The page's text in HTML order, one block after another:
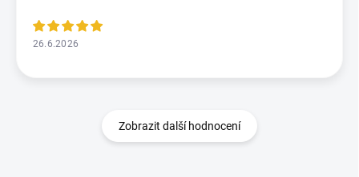
26.6.2026
Zobrazit další hodnocení